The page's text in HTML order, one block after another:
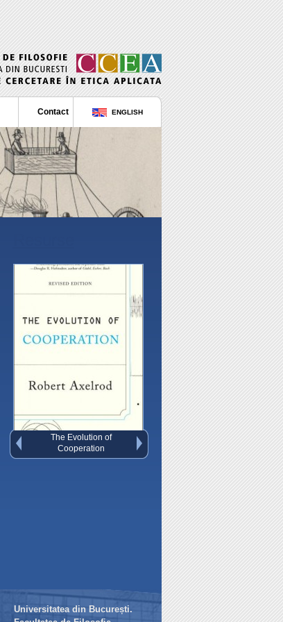
ENGLISH
Contact
Universitatea din București.
Governing the Commons